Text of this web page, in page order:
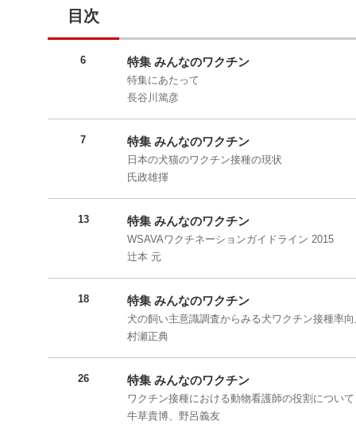
目次
6 特集 みんなのワクチン
特集にあたって
長谷川篤彦
7 特集 みんなのワクチン
日本の犬猫のワクチン接種の現状
氏政雄揮
13 特集 みんなのワクチン
WSAVAワクチネーションガイドライン 2015
辻本 元
18 特集 みんなのワクチン
犬の飼い主意識調査からみる犬ワクチン接種率
村瀬正典
26 特集 みんなのワクチン
ワクチン接種における動物看護師の役割について
牛草貴博、野呂義友